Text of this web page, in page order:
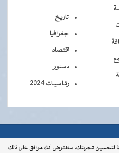
تاريخ
جغرافيا
اقتصاد
دستور
رئـاسيـات 2024
© 2026 - الوكالة الموريتانية للأنباء
لتحسين تجربتك. سنفترض أنك موافق على ذلك